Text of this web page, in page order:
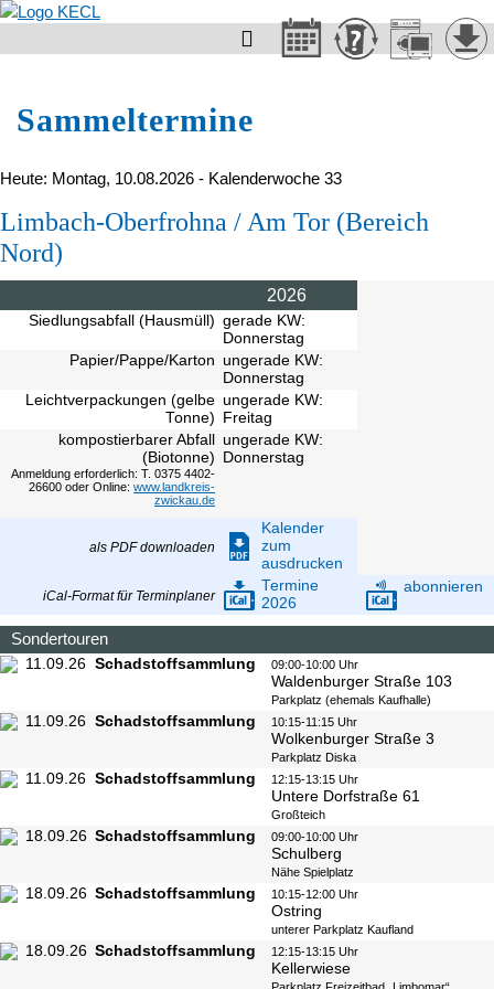

Sammeltermine
Heute: Montag, 10.08.2026 - Kalenderwoche 33
Limbach-Oberfrohna / Am Tor (Bereich
Nord)
2026
Siedlungsabfall (Hausmüll) gerade KW:
Donnerstag
Papier/Pappe/Karton ungerade KW:
Donnerstag
Leichtverpackungen (gelbe
Tonne)
ungerade KW:
Freitag
kompostierbarer Abfall
(Biotonne)
Anmeldung erforderlich: T. 0375 4402-
26600 oder Online: www.landkreis-
zwickau.de
ungerade KW:
Donnerstag
als PDF downloaden
Kalender
zum
ausdrucken
iCal-Format für Terminplaner
Termine
2026
abonnieren
Sondertouren
11.09.26 Schadstoffsammlung 09:00-10:00 Uhr
Waldenburger Straße 103
Parkplatz (ehemals Kaufhalle)
11.09.26 Schadstoffsammlung 10:15-11:15 Uhr
Wolkenburger Straße 3
Parkplatz Diska
11.09.26 Schadstoffsammlung 12:15-13:15 Uhr
Untere Dorfstraße 61
Großteich
18.09.26 Schadstoffsammlung 09:00-10:00 Uhr
Schulberg
Nähe Spielplatz
18.09.26 Schadstoffsammlung 10:15-12:00 Uhr
Ostring
unterer Parkplatz Kaufland
18.09.26 Schadstoffsammlung 12:15-13:15 Uhr
Kellerwiese